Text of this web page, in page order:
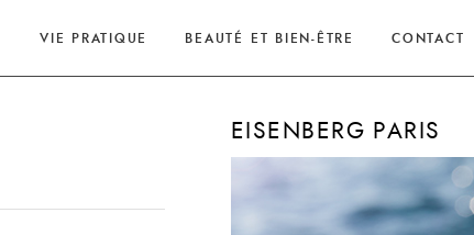
VIE PRATIQUE BEAUTÉ ET BIEN-ÊTRE CONTACT
EISENBERG PARIS